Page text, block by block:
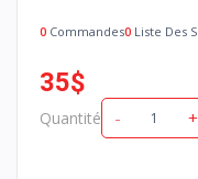
0 Commandes0 Liste Des
35$
Quantité - +